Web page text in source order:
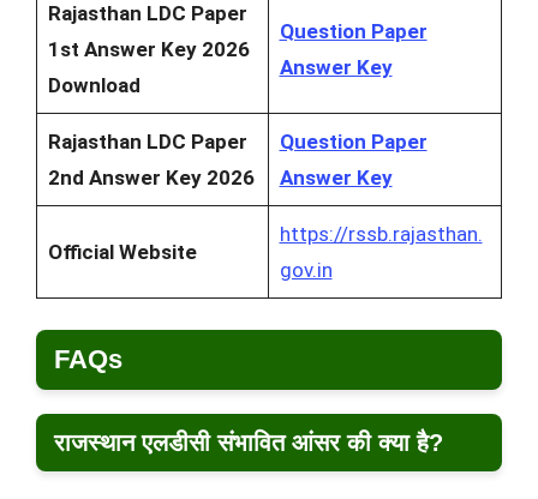
Rajasthan LDC Paper
1st Answer Key 2026
Download
Question Paper
Answer Key
Rajasthan LDC Paper
2nd Answer Key 2026
Question Paper
Answer Key
Official Website
https://rssb.rajasthan.
gov.in
FAQs
राजस्थान एलडीसी संभावित आंसर की क्या है?